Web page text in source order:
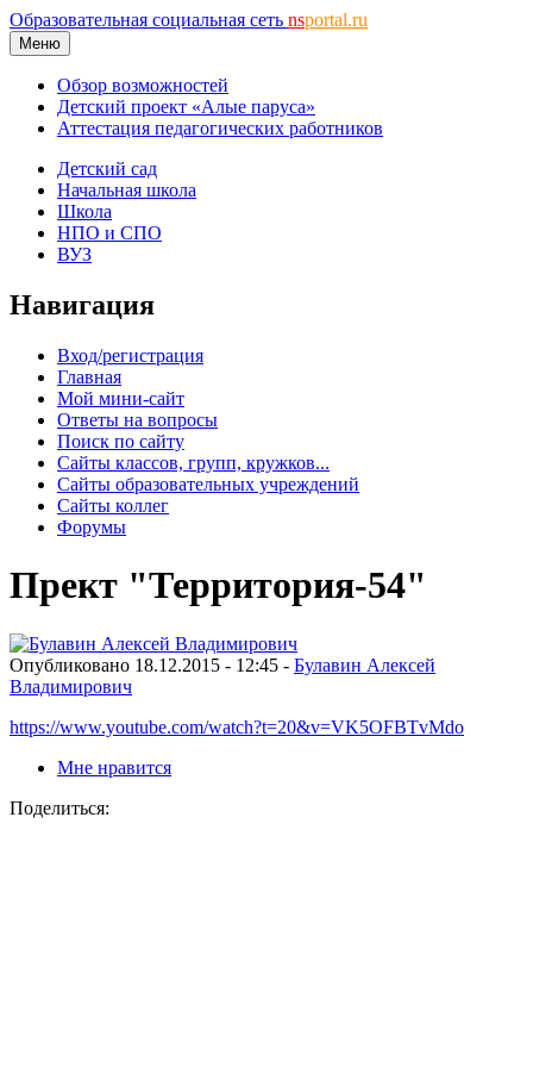
Образовательная социальная сеть nsportal.ru
Меню
Обзор возможностей
Детский проект «Алые паруса»
Аттестация педагогических работников
Детский сад
Начальная школа
Школа
НПО и СПО
ВУЗ
Навигация
Вход/регистрация
Главная
Мой мини-сайт
Ответы на вопросы
Поиск по сайту
Сайты классов, групп, кружков...
Сайты образовательных учреждений
Сайты коллег
Форумы
Прект "Территория-54"
Опубликовано 18.12.2015 - 12:45 - Булавин Алексей
Владимирович
https://www.youtube.com/watch?t=20&v=VK5OFBTvMdo
Мне нравится
Поделиться: